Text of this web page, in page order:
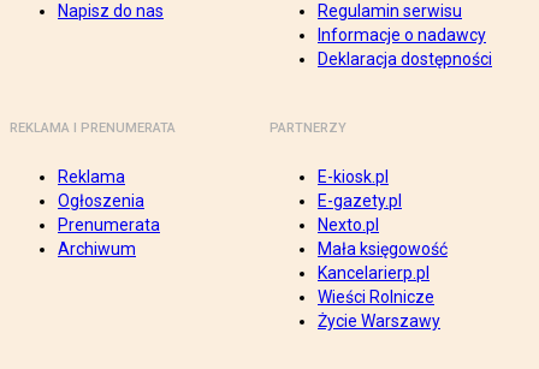
Napisz do nas
Regulamin serwisu
Informacje o nadawcy
Deklaracja dostępności
REKLAMA I PRENUMERATA
Reklama
Ogłoszenia
Prenumerata
Archiwum
PARTNERZY
E-kiosk.pl
E-gazety.pl
Nexto.pl
Mała księgowość
Kancelarierp.pl
Wieści Rolnicze
Życie Warszawy